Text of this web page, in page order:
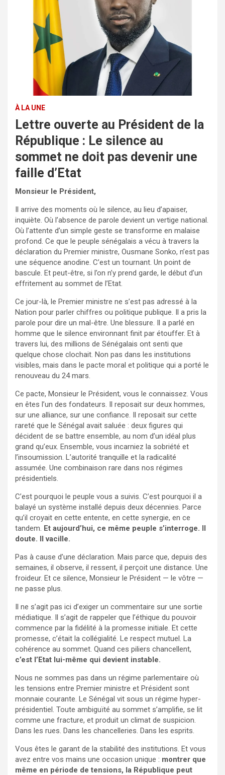
À LA UNE
Lettre ouverte au Président de la
République : Le silence au
sommet ne doit pas devenir une
faille d’Etat
Monsieur le Président,
Il arrive des moments où le silence, au lieu d’apaiser,
inquiète. Où l’absence de parole devient un vertige national.
Où l’attente d’un simple geste se transforme en malaise
profond. Ce que le peuple sénégalais a vécu à travers la
déclaration du Premier ministre, Ousmane Sonko, n’est pas
une séquence anodine. C’est un tournant. Un point de
bascule. Et peut-être, si l’on n’y prend garde, le début d’un
effritement au sommet de l’Etat.
Ce jour-là, le Premier ministre ne s’est pas adressé à la
Nation pour parler chiffres ou politique publique. Il a pris la
parole pour dire un mal-être. Une blessure. Il a parlé en
homme que le silence environnant finit par étouffer. Et à
travers lui, des millions de Sénégalais ont senti que
quelque chose clochait. Non pas dans les institutions
visibles, mais dans le pacte moral et politique qui a porté le
renouveau du 24 mars.
Ce pacte, Monsieur le Président, vous le connaissez. Vous
en êtes l’un des fondateurs. Il reposait sur deux hommes,
sur une alliance, sur une confiance. Il reposait sur cette
rareté que le Sénégal avait saluée : deux figures qui
décident de se battre ensemble, au nom d’un idéal plus
grand qu’eux. Ensemble, vous incarniez la sobriété et
l’insoumission. L’autorité tranquille et la radicalité
assumée. Une combinaison rare dans nos régimes
présidentiels.
C’est pourquoi le peuple vous a suivis. C’est pourquoi il a
balayé un système installé depuis deux décennies. Parce
qu’il croyait en cette entente, en cette synergie, en ce
tandem. Et aujourd’hui, ce même peuple s’interroge. Il
doute. Il vacille.
Pas à cause d’une déclaration. Mais parce que, depuis des
semaines, il observe, il ressent, il perçoit une distance. Une
froideur. Et ce silence, Monsieur le Président — le vôtre —
ne passe plus.
Il ne s’agit pas ici d’exiger un commentaire sur une sortie
médiatique. Il s’agit de rappeler que l’éthique du pouvoir
commence par la fidélité à la promesse initiale. Et cette
promesse, c’était la collégialité. Le respect mutuel. La
cohérence au sommet. Quand ces piliers chancellent,
c’est l’Etat lui-même qui devient instable.
Nous ne sommes pas dans un régime parlementaire où
les tensions entre Premier ministre et Président sont
monnaie courante. Le Sénégal vit sous un régime hyper-
présidentiel. Toute ambiguïté au sommet s’amplifie, se lit
comme une fracture, et produit un climat de suspicion.
Dans les rues. Dans les chancelleries. Dans les esprits.
Vous êtes le garant de la stabilité des institutions. Et vous
avez entre vos mains une occasion unique : montrer que
même en période de tensions, la République peut